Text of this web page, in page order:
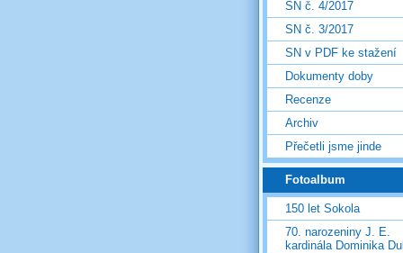
SN č. 4/2017
SN č. 3/2017
SN v PDF ke stažení
Dokumenty doby
Recenze
Archiv
Přečetli jsme jinde
Fotoalbum
150 let Sokola
70. narozeniny J. E.
kardinála Dominika